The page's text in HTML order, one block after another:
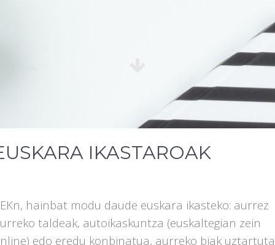
IKASTAROAK
hainbat modu daude euskara ikasteko: aurrez
taldeak, autoikaskuntza (euskaltegian zein
edo eredu konbinatua, aurreko biak